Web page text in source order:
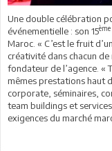
Une double célébration
événementielle : son 15ème
Maroc. « C’est le fruit
créativité dans chacun
fondateur de l’agence. «
mêmes prestations haut
corporate, séminaires,
team buildings et
exigences du marché